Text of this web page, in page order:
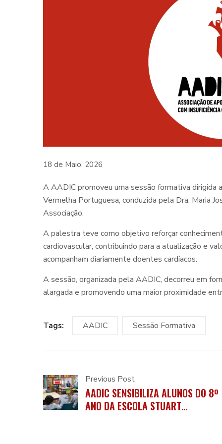
18 de Maio, 2026
A AADIC promoveu uma sessão formativa dirigida
Vermelha Portuguesa, conduzida pela Dra. Maria
Associação.
A palestra teve como objetivo reforçar
cardiovascular, contribuindo para a atualização e
acompanham diariamente doentes cardíacos.
A sessão, organizada pela AADIC, decorreu em
alargada e promovendo uma maior proximidade
Tags: AADIC Sessão Formativa
Previous Post
AADIC SENSIBILIZA ALUNOS DO 8º
ANO DA ESCOLA STUART